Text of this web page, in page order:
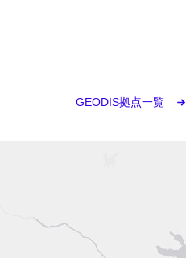
GEODIS拠点一覧